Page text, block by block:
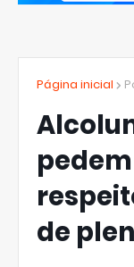
Página inicial
de